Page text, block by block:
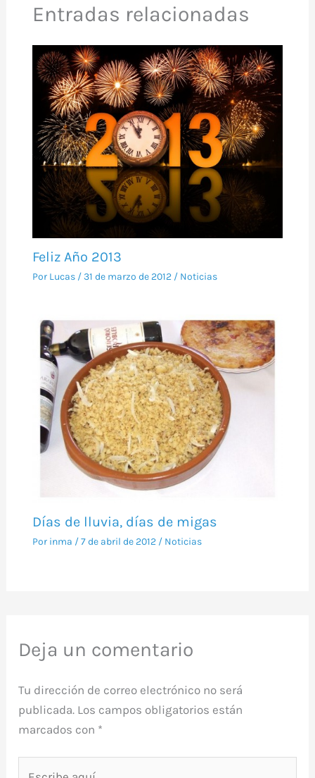
Entradas relacionadas
Feliz Año 2013
Por Lucas /31 de marzo de 2012 / Noticias
Días de lluvia, días de migas
Por inma /7 de abril de 2012 / Noticias
Deja un comentario
Tu dirección de correo electrónico no será
publicada. Los campos obligatorios están
marcados con *